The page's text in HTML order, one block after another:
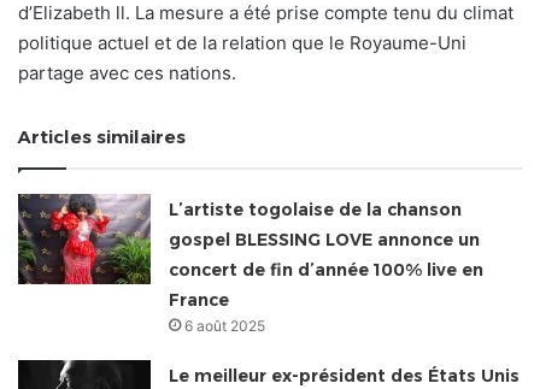
d’Elizabeth ll. La mesure a été prise compte tenu du climat
politique actuel et de la relation que le Royaume-Uni
partage avec ces nations.
Articles similaires
L’artiste togolaise de la chanson
gospel BLESSING LOVE annonce un
concert de fin d’année 100% live en
France
6 août 2025
Le meilleur ex-président des États Unis